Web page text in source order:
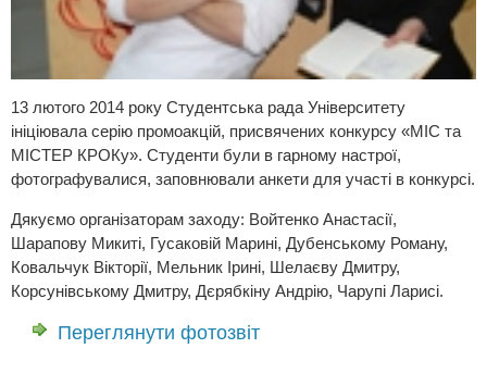
13 лютого 2014 року Студентська рада Університету
ініціювала серію промоакцій, присвячених конкурсу «МІС та
МІСТЕР КРОКу». Студенти були в гарному настрої,
фотографувалися, заповнювали анкети для участі в конкурсі.
Дякуємо організаторам заходу: Войтенко Анастасії,
Шарапову Микиті, Гусаковій Марині, Дубенському Роману,
Ковальчук Вікторії, Мельник Ірині, Шелаєву Дмитру,
Корсунівському Дмитру, Дєрябкіну Андрію, Чарупі Ларисі.
Переглянути фотозвіт